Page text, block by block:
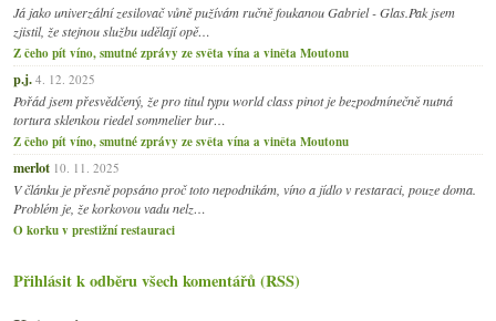
Já jako univerzální zesilovač vůně pužívám ručně foukanou Gabriel - Glas.Pak jsem
zjistil, že stejnou službu udělají opě…
Z čeho pít víno, smutné zprávy ze světa vína a viněta Moutonu
p.j. 4. 12. 2025
Pořád jsem přesvědčený, že pro titul typu world class pinot je bezpodmínečně nutná
tortura sklenkou riedel sommelier bur…
Z čeho pít víno, smutné zprávy ze světa vína a viněta Moutonu
merlot 10. 11. 2025
V článku je přesně popsáno proč toto nepodnikám, víno a jídlo v restaraci, pouze doma.
Problém je, že korkovou vadu nelz…
O korku v prestižní restauraci
Přihlásit k odběru všech komentářů (RSS)